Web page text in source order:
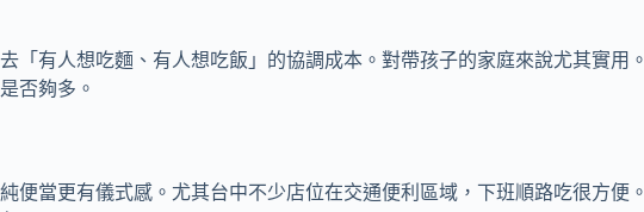
有人想吃麵、有人想吃飯」的協調成本。對帶孩子的家庭來說尤其實用。
否夠多。
當更有儀式感。尤其台中不少店位在交通便利區域，下班順路吃很方便。